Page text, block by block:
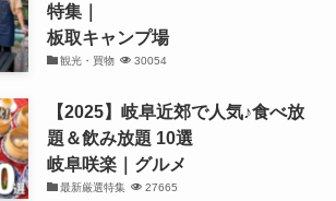
特集｜
板取キャンプ場
観光・買物 30054
【2025】岐阜近郊で人気♪食べ放
題＆飲み放題 10選
岐阜咲楽｜グルメ
最新厳選特集 27665